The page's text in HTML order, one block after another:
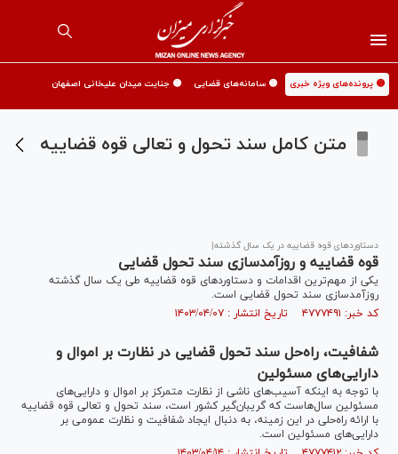
🟡 پرونده‌های ویژه خبری 🟡 سامانه‌های قضایی 🟡 جنایت میدان علیخانی اصفهان
متن کامل سند تحول و تعالی قوه قضاییه
دستاورد‌های قوه قضاییه در یک سال گذشته|
قوه قضاییه و روزآمدسازی سند تحول قضایی
یکی از مهم‌ترین اقدامات و دستاورد‌های قوه قضاییه طی یک سال گذشته
روزآمدسازی سند تحول قضایی است.
کد خبر: ۴۷۷۷۴۹۱ تاریخ انتشار : ۱۴۰۳/۰۴/۰۷
شفافیت، راه‌حل سند تحول قضایی در نظارت بر اموال و
دارایی‌های مسئولین
با توجه به اینکه آسیب‌های ناشی از نظارت متمرکز بر اموال و دارایی‎‌های
مسئولین سال‌هاست که گریبان‌گیر کشور است، سند تحول و تعالی قوه قضاییه
با ارائه راه‌حلی در این زمینه، به دنبال ایجاد شفافیت و نظارت عمومی بر
دارایی‌های مسئولین است.